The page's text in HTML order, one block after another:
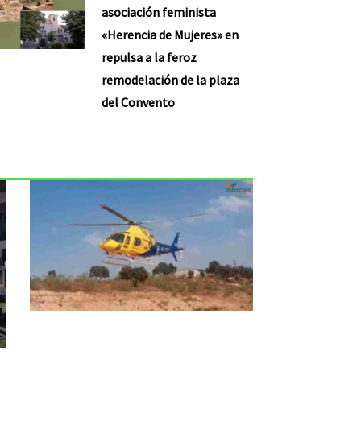
asociación feminista
«Herencia de Mujeres» en
repulsa a la feroz
remodelación de la plaza
del Convento